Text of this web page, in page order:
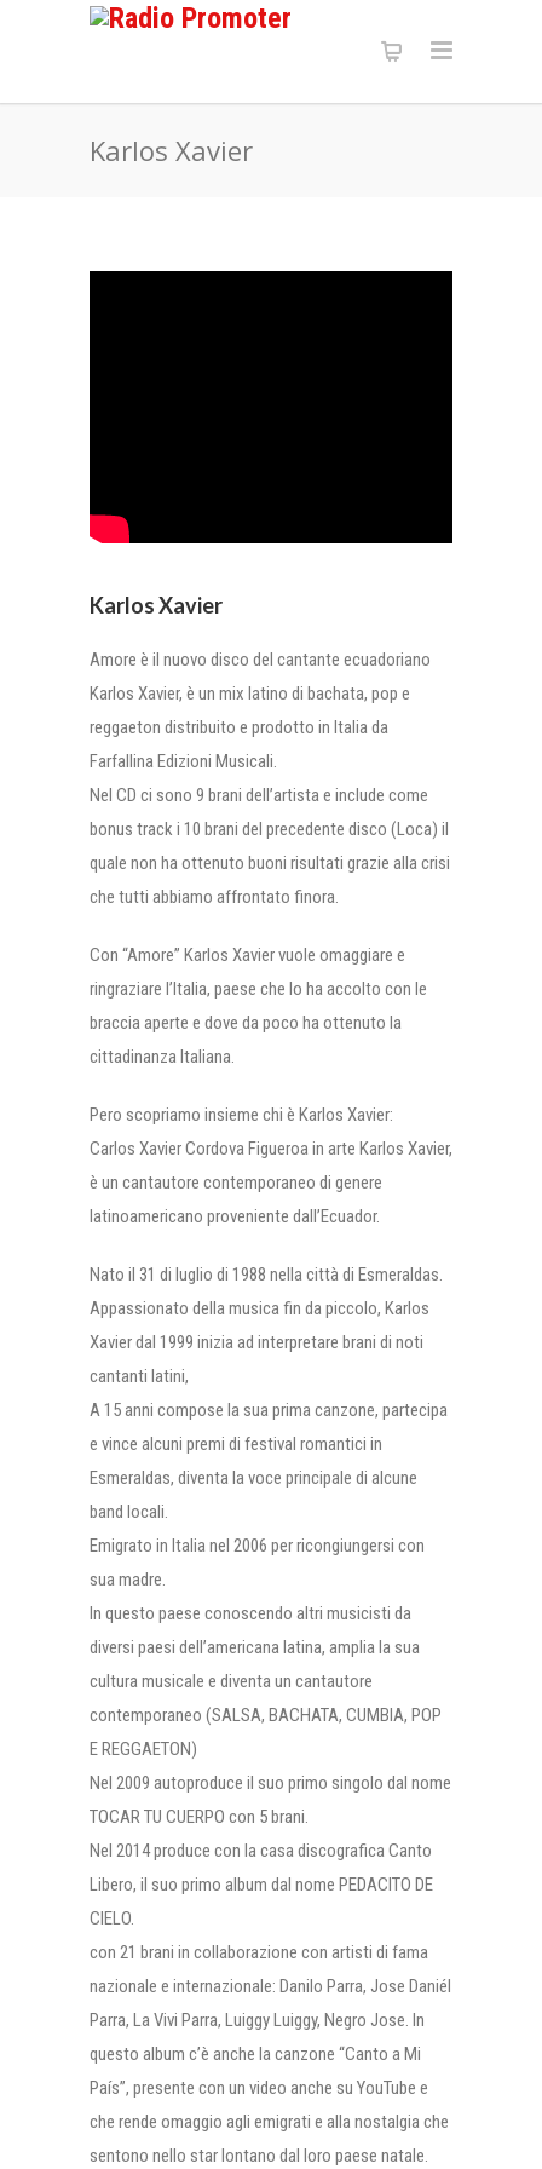
Karlos Xavier
Karlos Xavier
Amore è il nuovo disco del cantante ecuadoriano
Karlos Xavier, è un mix latino di bachata, pop e
reggaeton distribuito e prodotto in Italia da
Farfallina Edizioni Musicali.
Nel CD ci sono 9 brani dell’artista e include come
bonus track i 10 brani del precedente disco (Loca) il
quale non ha ottenuto buoni risultati grazie alla crisi
che tutti abbiamo affrontato finora.
Con “Amore” Karlos Xavier vuole omaggiare e
ringraziare l’Italia, paese che lo ha accolto con le
braccia aperte e dove da poco ha ottenuto la
cittadinanza Italiana.
Pero scopriamo insieme chi è Karlos Xavier:
Carlos Xavier Cordova Figueroa in arte Karlos Xavier,
è un cantautore contemporaneo di genere
latinoamericano proveniente dall’Ecuador.
Nato il 31 di luglio di 1988 nella città di Esmeraldas.
Appassionato della musica fin da piccolo, Karlos
Xavier dal 1999 inizia ad interpretare brani di noti
cantanti latini,
A 15 anni compose la sua prima canzone, partecipa
e vince alcuni premi di festival romantici in
Esmeraldas, diventa la voce principale di alcune
band locali.
Emigrato in Italia nel 2006 per ricongiungersi con
sua madre.
In questo paese conoscendo altri musicisti da
diversi paesi dell’americana latina, amplia la sua
cultura musicale e diventa un cantautore
contemporaneo (SALSA, BACHATA, CUMBIA, POP
E REGGAETON)
Nel 2009 autoproduce il suo primo singolo dal nome
TOCAR TU CUERPO con 5 brani.
Nel 2014 produce con la casa discografica Canto
Libero, il suo primo album dal nome PEDACITO DE
CIELO.
con 21 brani in collaborazione con artisti di fama
nazionale e internazionale: Danilo Parra, Jose Daniél
Parra, La Vivi Parra, Luiggy Luiggy, Negro Jose. In
questo album c’è anche la canzone “Canto a Mi
País”, presente con un video anche su YouTube e
che rende omaggio agli emigrati e alla nostalgia che
sentono nello star lontano dal loro paese natale.